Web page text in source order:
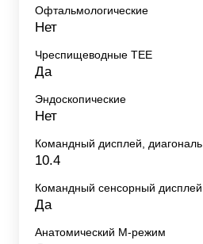
Офтальмологические
Нет
Чреспищеводные TEE
Да
Эндоскопические
Нет
Командный дисплей, диагональ
10.4
Командный сенсорный дисплей
Да
Анатомический М-режим